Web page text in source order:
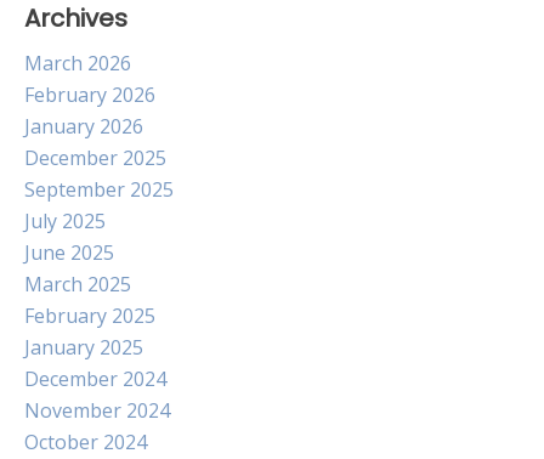
Archives
March 2026
February 2026
January 2026
December 2025
September 2025
July 2025
June 2025
March 2025
February 2025
January 2025
December 2024
November 2024
October 2024